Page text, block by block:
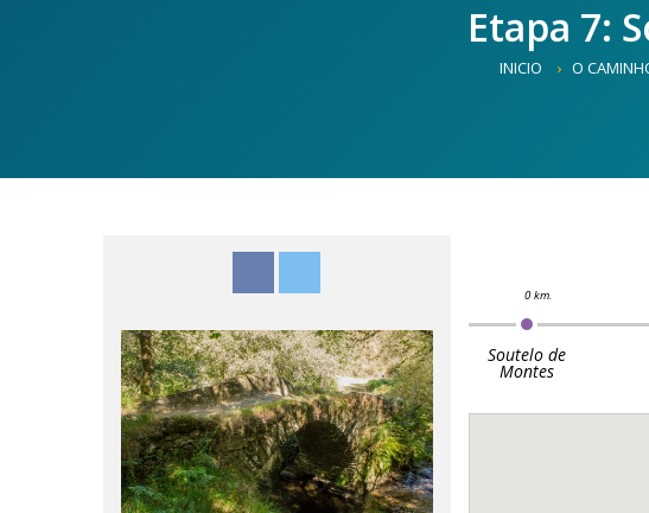
Etapa 7:
INICIO O
Soutelo de
Montes